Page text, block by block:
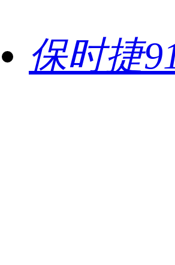
保时捷